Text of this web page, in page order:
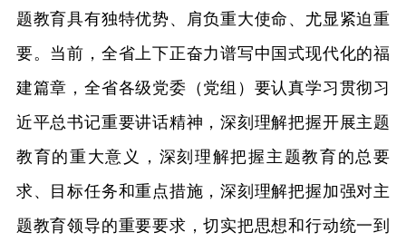
题教育具有独特优势、肩负重大使命、尤显紧迫重
要。当前，全省上下正奋力谱写中国式现代化的福
建篇章，全省各级党委（党组）要认真学习贯彻习
近平总书记重要讲话精神，深刻理解把握开展主题
教育的重大意义，深刻理解把握主题教育的总要
求、目标任务和重点措施，深刻理解把握加强对主
题教育领导的重要要求，切实把思想和行动统一到